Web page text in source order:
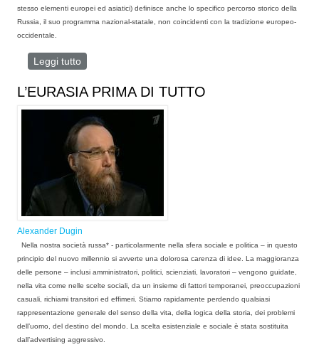
stesso elementi europei ed asiatici) definisce anche lo specifico percorso storico della
Russia, il suo programma nazional-statale, non coincidenti con la tradizione europeo-
occidentale.
Leggi tutto
L’EURASIA PRIMA DI TUTTO
Alexander Dugin
Nella nostra società russa* - particolarmente nella sfera sociale e politica – in questo
principio del nuovo millennio si avverte una dolorosa carenza di idee. La maggioranza
delle persone – inclusi amministratori, politici, scienziati, lavoratori – vengono guidate,
nella vita come nelle scelte sociali, da un insieme di fattori temporanei, preoccupazioni
casuali, richiami transitori ed effimeri. Stiamo rapidamente perdendo qualsiasi
rappresentazione generale del senso della vita, della logica della storia, dei problemi
dell’uomo, del destino del mondo. La scelta esistenziale e sociale è stata sostituita
dall’advertising aggressivo.